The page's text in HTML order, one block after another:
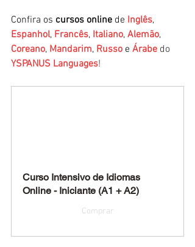
Confira os cursos online de Inglês,
Espanhol, Francês, Italiano, Alemão,
Coreano, Mandarim, Russo e Árabe do
YSPANUS Languages!
Curso Intensivo de Idiomas
Online - Iniciante (A1 + A2)
Comprar